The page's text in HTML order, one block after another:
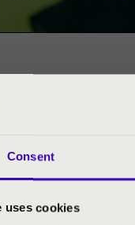
Consent
uses cookies
ELŐADÓK: